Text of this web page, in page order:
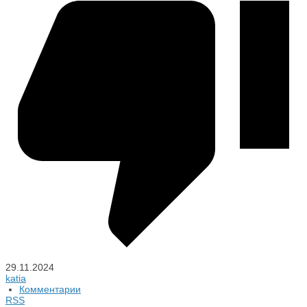
29.11.2024
katia
Комментарии
RSS